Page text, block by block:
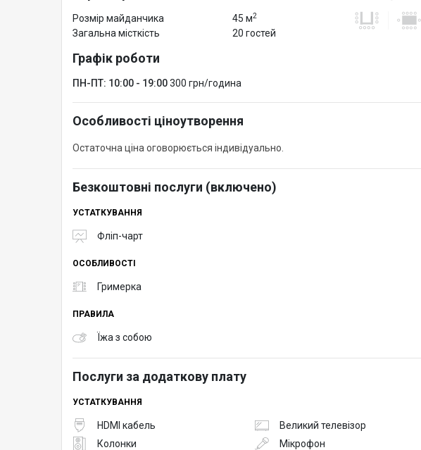
Розмір майданчика 45 м2
Загальна місткість 20 гостей
Графік роботи
ПН-ПТ: 10:00 - 19:00300 грн/година
Особливості ціноутворення
Остаточна ціна оговорюється індивідуально.
Безкоштовні послуги (включено)
УСТАТКУВАННЯ
Фліп-чарт
ОСОБЛИВОСТІ
Гримерка
ПРАВИЛА
Їжа з собою
Послуги за додаткову плату
УСТАТКУВАННЯ
HDMI кабель Великий телевізор
Колонки
Мікрофон